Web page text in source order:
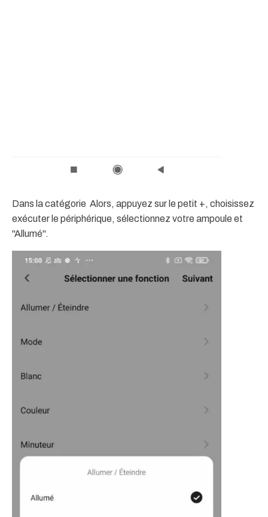
Dans la catégorie Alors, appuyez sur le petit +, choisissez
exécuter le périphérique, sélectionnez votre ampoule et
"Allumé".